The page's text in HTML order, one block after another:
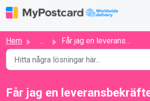
Hem ... Får jag en leveransbekräftelse?
Får jag en